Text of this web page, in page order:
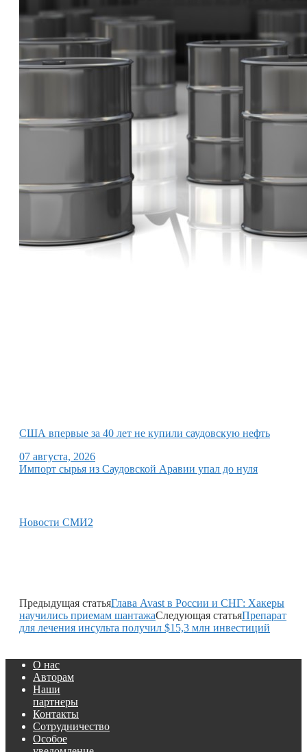
США впервые за 40 лет не купили саудовскую нефть
07 августа, 2026
Импорт сырья из Саудовской Аравии упал до нуля
Новости СМИ2
Предыдущая статьяГлава Avast в России и СНГ: Хакеры
научились приемам шантажаСледующая статьяПрепарат
для лечения инсульта получил $15,3 млн инвестиций
О нас
Авторам
Наши
партнеры
Контакты
Сотрудничество
Особое